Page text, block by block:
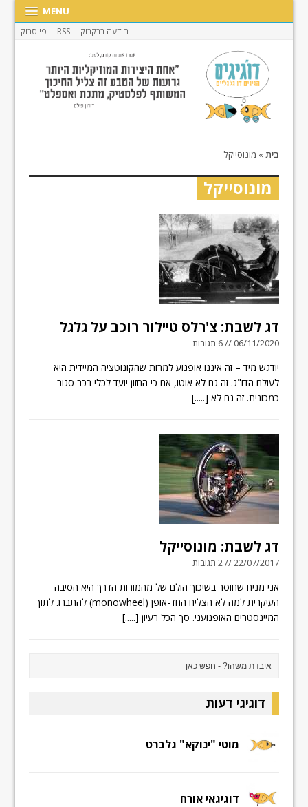
MENU
הודעה בבקבוק RSS פייסבוק
בית » מונוסייקל
מונוסייקל
דג לשבת: צ'רלס טיילור רוכב על גלגל
06/11/2020 // 6 תגובות
יודגש מיד – זה איננו אופנוע למרות שהקונוטציה המיידית היא
לעולם הדו"ג. זה גם לא אוטו, אם כי החזון יועד לכלי רכב סגור
כמכונית. זה גם לא [.....]
דג לשבת: מונוסייקל
22/07/2017 // 2 תגובות
אני מניח שחוסר בשיכוך הולם של מהמורות הדרך היא הסיבה
העיקרית למה לא הצליח החד-אופן (monowheel) להתברג לתוך
המיינסטרים האופנועני. סך הכל רעיון [.....]
דוגיגי דעות
מוטי "ינוקא" גלברט
דוגיגאי אורח